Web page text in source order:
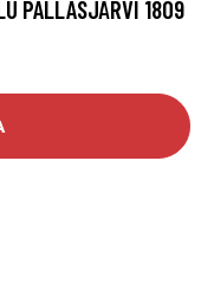
PALLASJÄRVI 1809